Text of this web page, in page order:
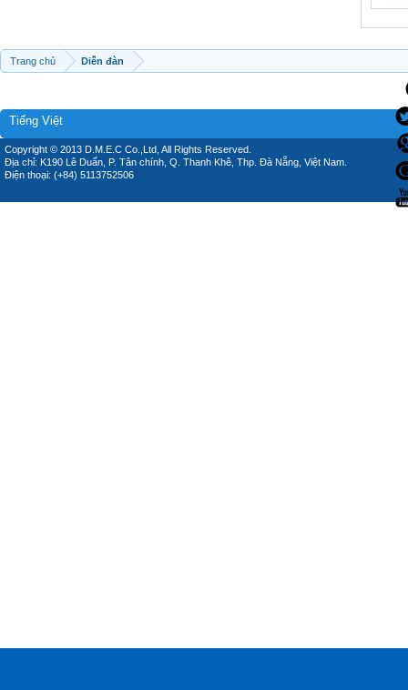
Trang chủ Diễn đàn
Tiếng Việt
Copyright © 2013 D.M.E.C Co.,Ltd, All Rights Reserved.
Địa chỉ: K190 Lê Duẩn, P. Tân chính, Q. Thanh Khê, Thp. Đà Nẵng, Việt Nam.
Điện thoại: (+84) 5113752506